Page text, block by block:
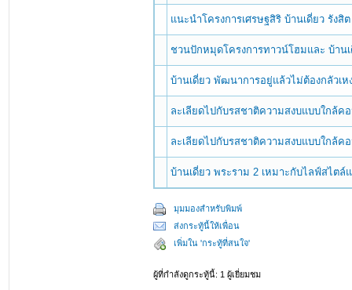
แนะนำโครงการเศรษฐสิริ บ้านเดี่ยว รัง
ชวนปักหมุดโครงการทาวน์โฮมและ บ้าน
บ้านเดี่ยว พัฒนาการอยู่แล้วไม่ต้องกลัวเ
ละเลียดไปกับรสชาติความสงบแบบใกล้ค
ละเลียดไปกับรสชาติความสงบแบบใกล้ค
บ้านเดี่ยว พระราม 2 เหมาะกับไลฟ์สไต
มุมมองสำหรับพิมพ์
ส่งกระทู้นี้ให้เพื่อน
เพิ่มใน 'กระทู้ที่สนใจ'
ผู้ที่กำลังดูกระทู้นี้: 1 ผู้เยี่ยมชม